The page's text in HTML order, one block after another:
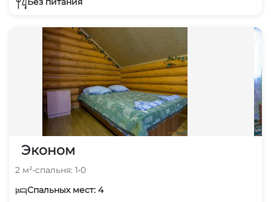
Эконом
2 м²•спальня: 1•0
Спальных мест: 4